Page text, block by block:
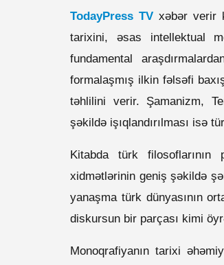
TodayPress TV xəbər verir
tarixini, əsas intellektual
fundamental
formalaşmış ilkin fəlsəfi
təhlilini verir. Şamanizm,
şəkildə işıqlandırılması isə
Kitabda türk filosoflarının
xidmətlərinin geniş şəkildə
yanaşma türk dünyasının
diskursun bir parçası kimi
Monoqrafiyanın tarixi